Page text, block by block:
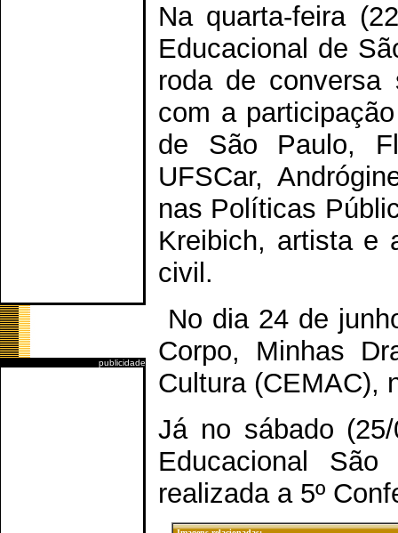
publicidade
Na quarta-feira
Educacional de
roda de conversa
com a
de São Paulo,
UFSCar,
nas Políticas
Kreibich, artista e
civil.
No dia 24 de
Corpo, Minhas
Cultura (CEMAC),
Já no sábado
Educacional
realizada a 5º